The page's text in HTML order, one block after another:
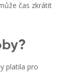
čas zkrátit
platila pro